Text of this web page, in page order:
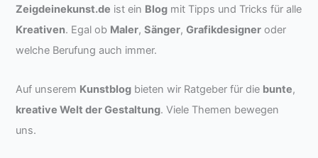
Zeigdeinekunst.de ist ein Blog mit Tipps und Tricks für alle
Kreativen. Egal ob Maler,Sänger,Grafikdesigner oder
welche Berufung auch immer.
Auf unserem Kunstblog bieten wir Ratgeber für die bunte,
kreative Welt der Gestaltung. Viele Themen bewegen
uns.